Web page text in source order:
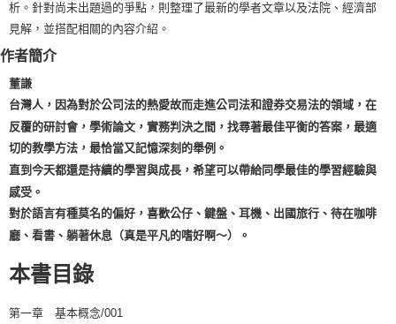
析。針對尚未出題過的爭點，則整理了最新的學者文章以及法院、經濟部
見解，並搭配相關的內容介紹。
作者簡介
董謙
台灣人，因為對於公司法的熱愛故而走進公司法和證券交易法的領域，在
反覆的研討會，學術論文，實務判決之間，找尋著最佳平衡的答案，最適
切的教學方法，最恰當又記憶深刻的舉例。
直到今天都還是持續的學習與成長，希望可以帶給同學最佳的學習經驗與
感受。
對於語言有種莫名的偏好，喜歡公仔、鍵盤、耳機、出國旅行、待在咖啡
廳、看書、躺著休息（真是平凡的嗜好啊～）。
本書目錄
第一章 基本概念/001